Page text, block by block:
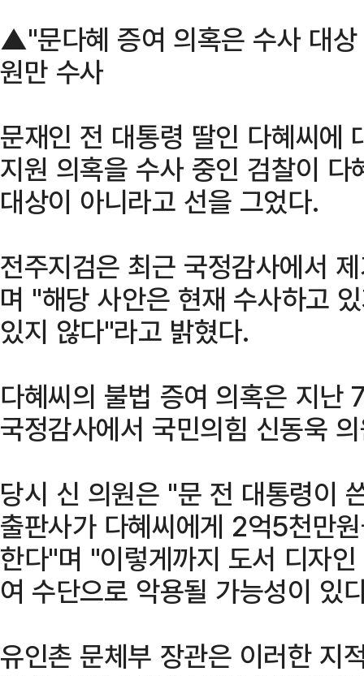
▲"문다혜 증여 의혹은 수사 대
원만 수사
문재인 전 대통령 딸인 다혜씨에
지원 의혹을 수사 중인 검찰이
대상이 아니라고 선을 그었다.
전주지검은 최근 국정감사에서
며 "해당 사안은 현재 수사하고
있지 않다"라고 밝혔다.
다혜씨의 불법 증여 의혹은 지난
국정감사에서 국민의힘 신동욱
당시 신 의원은 "문 전 대통령이
출판사가 다혜씨에게 2억5천만
한다"며 "이렇게까지 도서 디자
여 수단으로 악용될 가능성이 있
유인촌 문체부 장관은 이러한 지